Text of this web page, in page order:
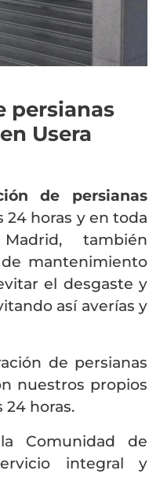
persianas
Usera
de persianas
24 horas y en toda
también
mantenimiento
el desgaste y
así averías y
de persianas
nuestros propios
24 horas.
Comunidad de
integral y